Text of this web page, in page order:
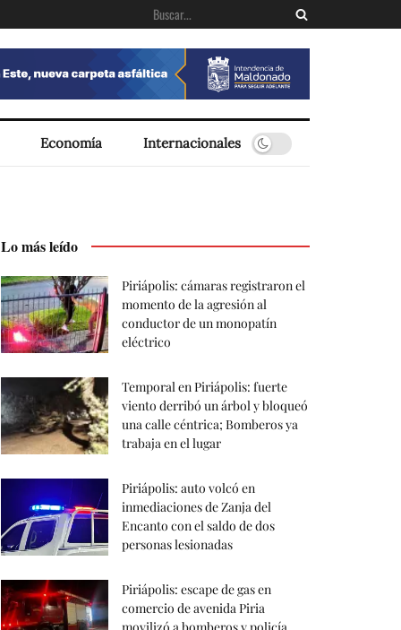
Economía Internacionales
Lo más leído
Piriápolis: cámaras registraron el
momento de la agresión al
conductor de un monopatín
eléctrico
Temporal en Piriápolis: fuerte
viento derribó un árbol y bloqueó
una calle céntrica; Bomberos ya
trabaja en el lugar
Piriápolis: auto volcó en
inmediaciones de Zanja del
Encanto con el saldo de dos
personas lesionadas
Piriápolis: escape de gas en
comercio de avenida Piria